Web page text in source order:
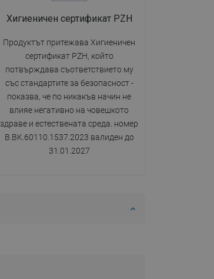
Хигиеничен сертификат PZH
Продуктът притежава Хигиеничен
сертификат PZH, който
потвърждава съответствието му
със стандартите за безопасност -
показва, че по никакъв начин не
влияе негативно на човешкото
здраве и естествената среда. номер
B.BK.60110.1537.2023 валиден до
31.01.2027
SWEDISH
FINNISH
CROATIAN
SLOVENIAN